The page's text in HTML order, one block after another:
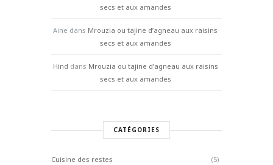
secs et aux amandes
Aine dans Mrouzia ou tajine d’agneau aux raisins
secs et aux amandes
Hind dans Mrouzia ou tajine d’agneau aux raisins
secs et aux amandes
CATÉGORIES
Cuisine des restes (5)